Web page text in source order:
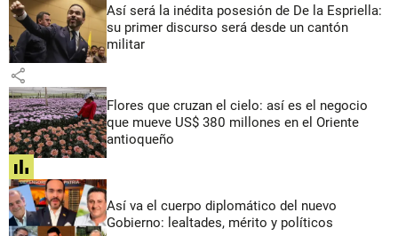
Así será la inédita posesión de De la Espriella:
su primer discurso será desde un cantón
militar
share
Flores que cruzan el cielo: así es el negocio
que mueve US$ 380 millones en el Oriente
antioqueño
share
Así va el cuerpo diplomático del nuevo
Gobierno: lealtades, mérito y políticos